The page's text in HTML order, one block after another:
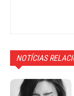
NOTÍCIAS